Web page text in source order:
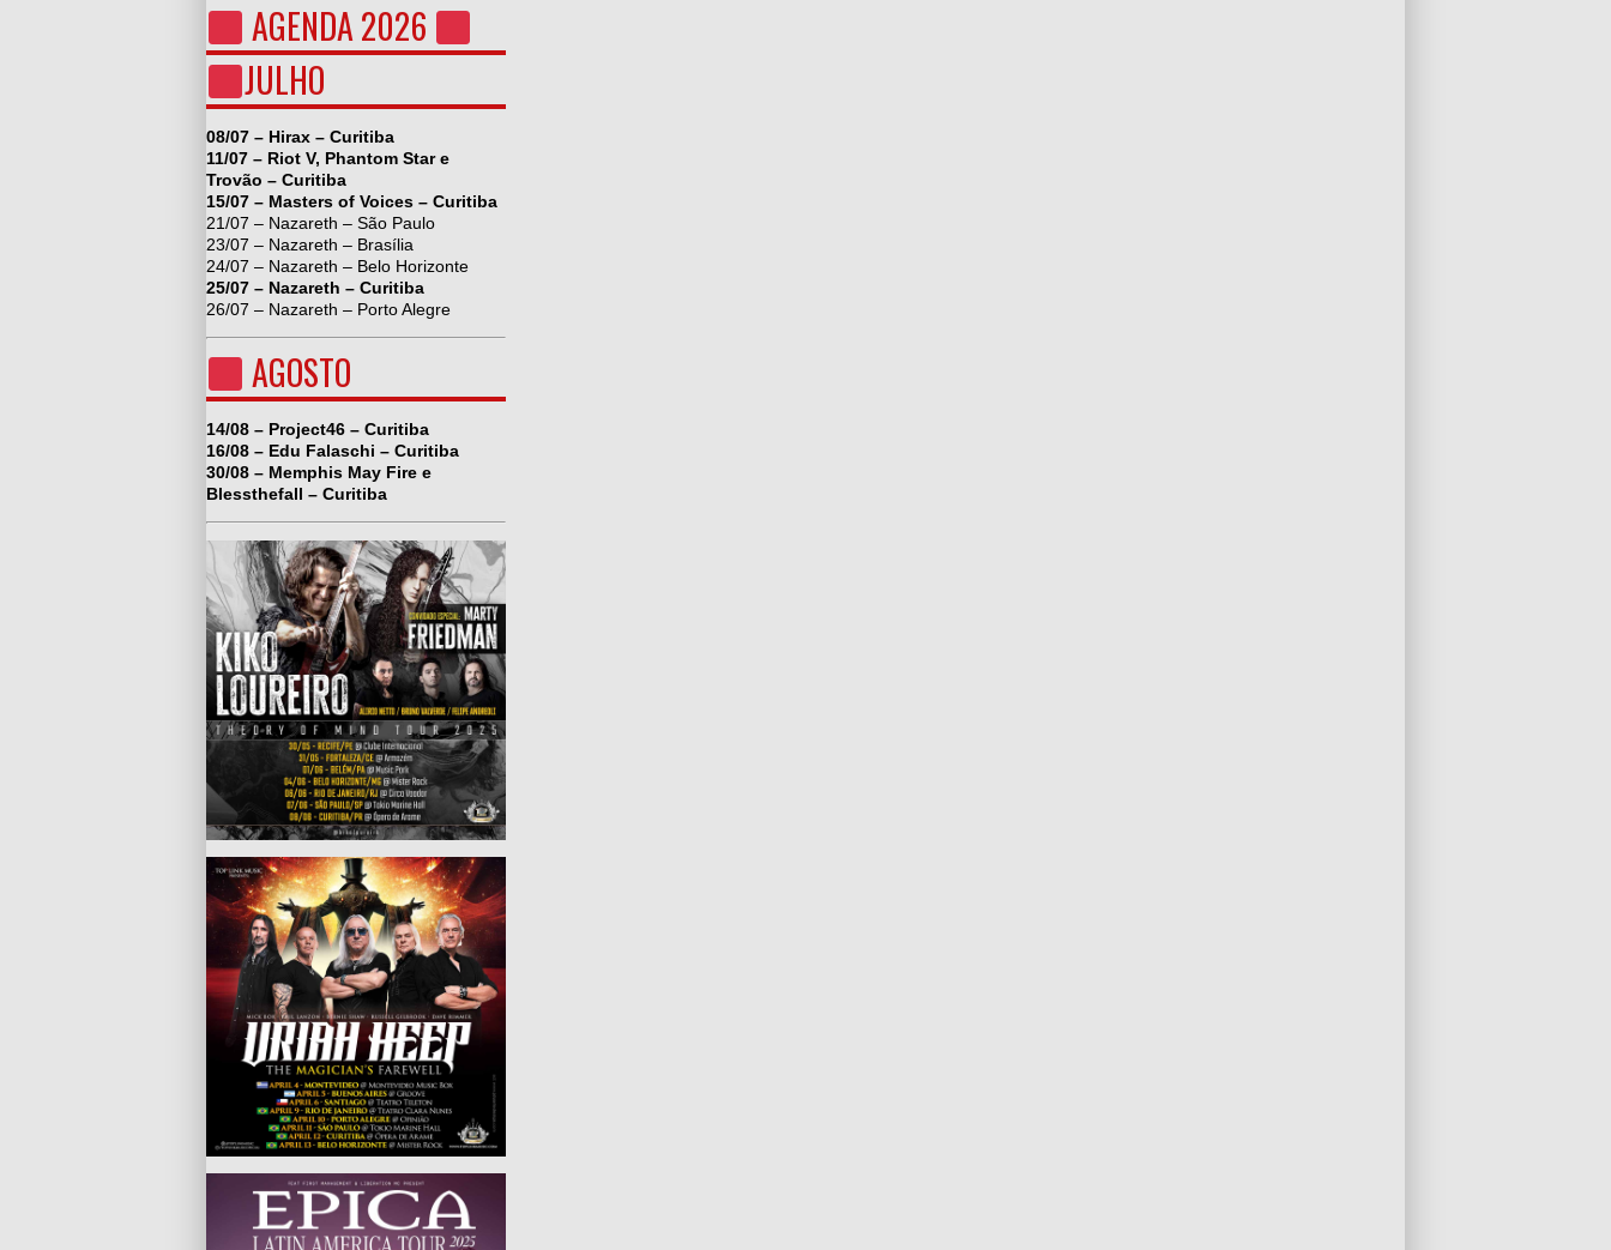
AGENDA 2026
JULHO
08/07 – Hirax – Curitiba
11/07 – Riot V, Phantom Star e
Trovão – Curitiba
15/07 – Masters of Voices – Curitiba
21/07 – Nazareth – São Paulo
23/07 – Nazareth – Brasília
24/07 – Nazareth – Belo Horizonte
25/07 – Nazareth – Curitiba
26/07 – Nazareth – Porto Alegre
AGOSTO
14/08 – Project46 – Curitiba
16/08 – Edu Falaschi – Curitiba
30/08 – Memphis May Fire e
Blessthefall – Curitiba